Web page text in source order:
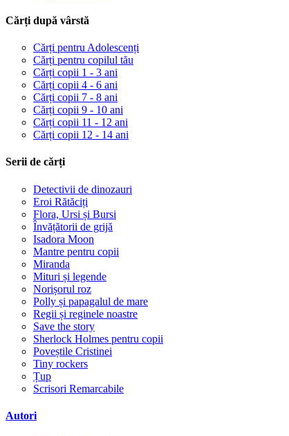
Cărți după vârstă
Cărți pentru Adolescenți
Cărți pentru copilul tău
Cărți copii 1 - 3 ani
Cărți copii 4 - 6 ani
Cărți copii 7 - 8 ani
Cărți copii 9 - 10 ani
Cărți copii 11 - 12 ani
Cărți copii 12 - 14 ani
Serii de cărți
Detectivii de dinozauri
Eroi Rătăciți
Flora, Ursi și Bursi
Învățătorii de grijă
Isadora Moon
Mantre pentru copii
Miranda
Mituri și legende
Norișorul roz
Polly și papagalul de mare
Regii și reginele noastre
Save the story
Sherlock Holmes pentru copii
Poveștile Cristinei
Tiny rockers
Țup
Scrisori Remarcabile
Autori